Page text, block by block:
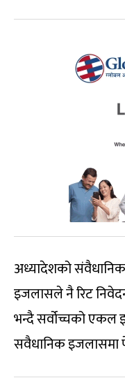
अध्यादेशको
इजलासले नै रिट निवेदन
भन्दै सर्वोच्चको एकल
सवैधानिक इजलासमा